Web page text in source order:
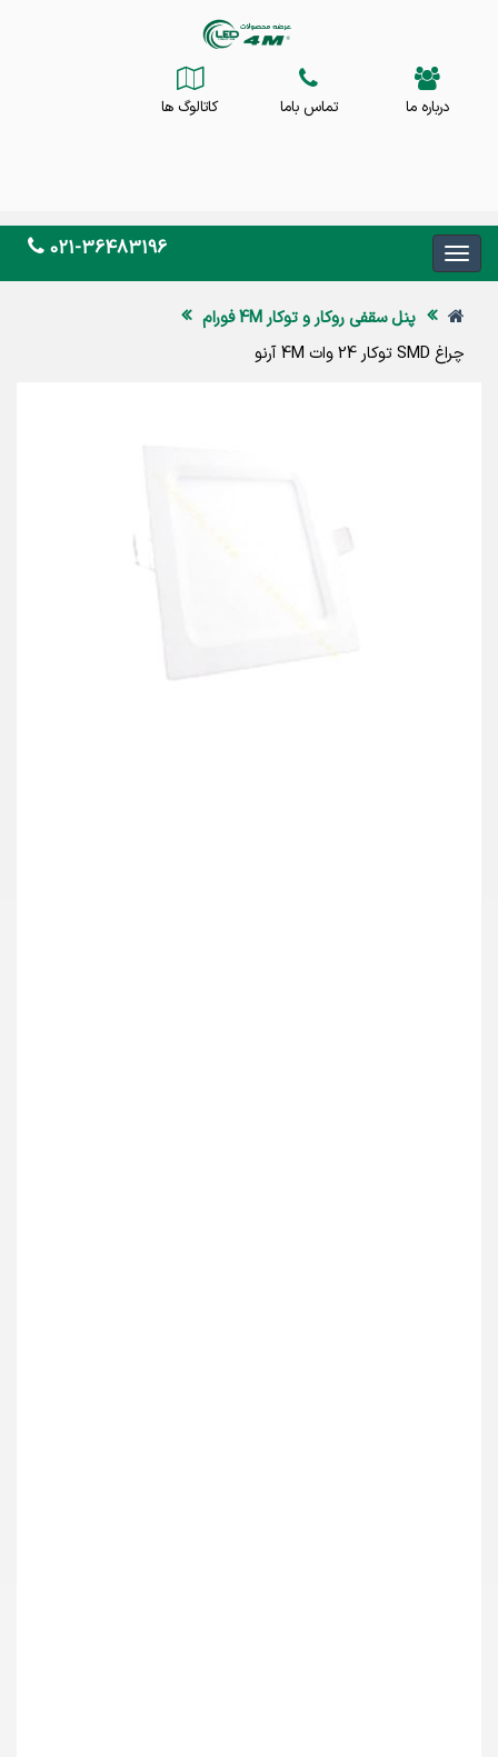
درباره ما تماس باما کاتالوگ ها
021-36483196
پنل سقفی روکار و توکار 4M فورام
چراغ SMD توکار 24 وات 4M آرنو